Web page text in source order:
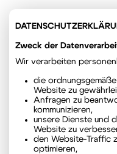
Zweck der
Wir verarbeiten
die
Website zu
Anfragen zu
kommunizieren,
unsere Dienste und
Website zu
den Website-Traffic
optimieren,